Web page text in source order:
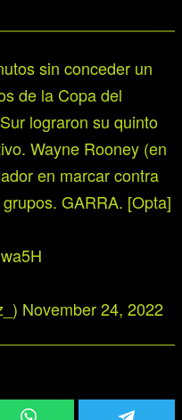
sin conceder un
de la Copa del
lograron su quinto
Wayne Rooney (en
en marcar contra
GARRA. [Opta]
November 24, 2022